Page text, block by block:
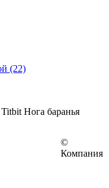
(22)
Titbit Нога баранья
©
Компания